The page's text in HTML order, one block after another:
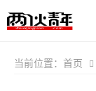
当前位置： 首页